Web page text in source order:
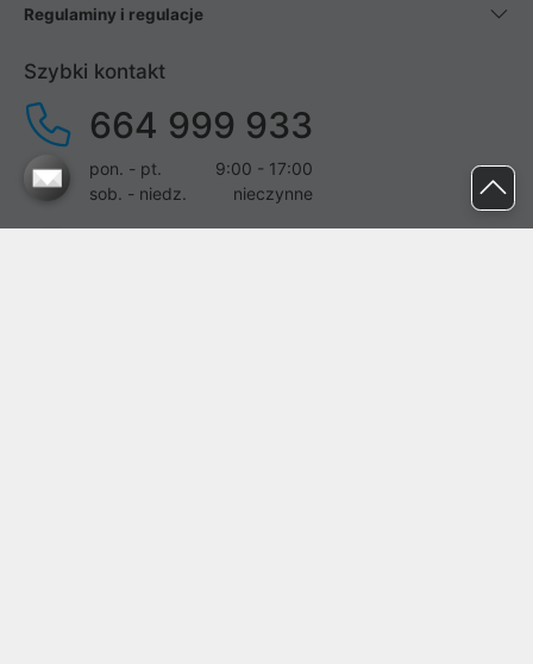
Regulaminy i regulacje
Szybki kontakt
664 999 933
pon. - pt.
9:00 - 17:00
sob. - niedz.
nieczynne